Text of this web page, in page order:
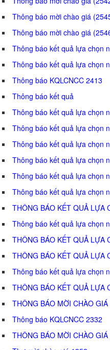
Thông báo mời chào giá
Thông báo mời chào giá
Thông báo kết quả lựa chọn
Thông báo kết quả lựa chọn
Thông báo KQLCNCC 2413
Thông báo kết quả
Thông báo kết quả lựa chọn
Thông báo kết quả lựa chọn
Thông báo kết quả lựa chọn
Thông báo kết quả lựa chọn
Thông báo kết quả lựa chọn
Thông báo kết quả lựa chọn
THÔNG BÁO KẾT QUẢ LỰA
Thông báo kết quả lựa chọn
THÔNG BÁO KẾT QUẢ LỰA
THÔNG BÁO KẾT QUẢ LỰA
Thông báo kết quả lựa chọn
THÔNG BÁO KẾT QUẢ LỰA
THÔNG BÁO MỜI CHÀO GIÁ
Thông báo KQLCNCC 2332
THÔNG BÁO MỜI CHÀO GIÁ